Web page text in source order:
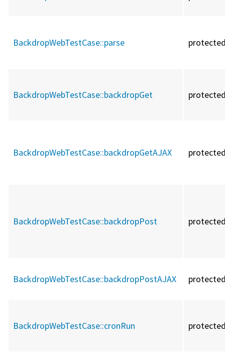
BackdropWebTestCase::parse
BackdropWebTestCase::backdropGet
BackdropWebTestCase::backdropGetAJAX
BackdropWebTestCase::backdropPost
BackdropWebTestCase::backdropPostAJAX
BackdropWebTestCase::cronRun